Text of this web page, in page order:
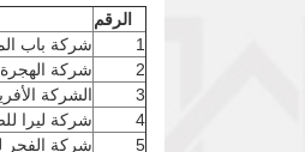
الرقم
1
شركة باب
2
شركة
3
الشركة
4
شركة ليرا
5
شركة الفجر